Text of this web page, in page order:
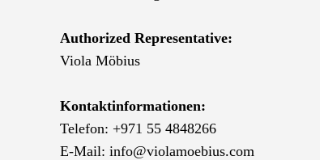
Authorized Representative:
Viola Möbius
Kontaktinformationen:
Telefon: +971 55 4848266
E-Mail: info@violamoebius.com